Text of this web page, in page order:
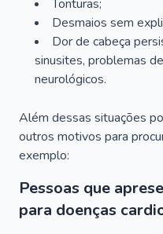
Tonturas;
Desmaios sem
Dor de cabeça
sinusites, problemas
neurológicos.
Além dessas situações
outros motivos para
exemplo:
Pessoas que
para doenças